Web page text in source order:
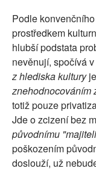
Podle
prostředkem
hlubší podstata
nevěnují, spočívá
z hlediska kultury
znehodnocováním
totiž pouze
Jde o zcizení bez
původnímu
poškozením
doslouží, už